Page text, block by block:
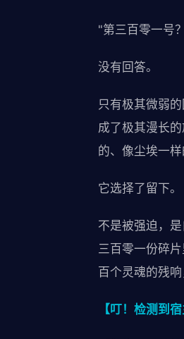
"第三百零一号
没有回答。
只有极其微弱
成了极其漫长
的、像尘埃一
它选择了留下。
不是被强迫，
三百零一份碎
百个灵魂的残
【叮！检测到